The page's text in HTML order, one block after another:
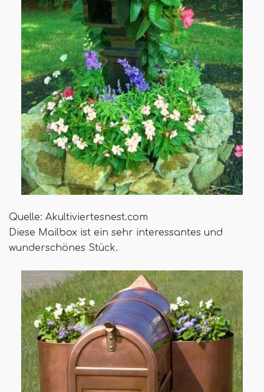
Quelle: Akultiviertesnest.com
Diese Mailbox ist ein sehr interessantes und
wunderschönes Stück.